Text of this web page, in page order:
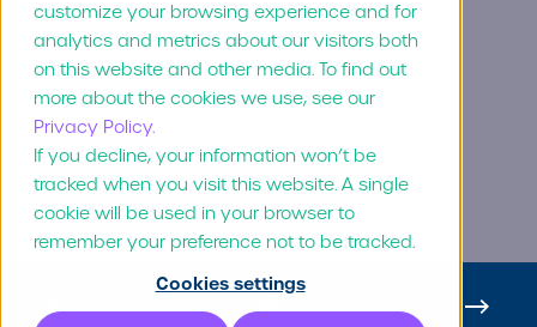
customize your browsing experience and for
analytics and metrics about our visitors both
on this website and other media. To find out
more about the cookies we use, see our
Privacy Policy.
If you decline, your information won’t be
tracked when you visit this website. A single
cookie will be used in your browser to
remember your preference not to be tracked.
Cookies settings
Marvia lanceert
Analytics
31 Maart 2022